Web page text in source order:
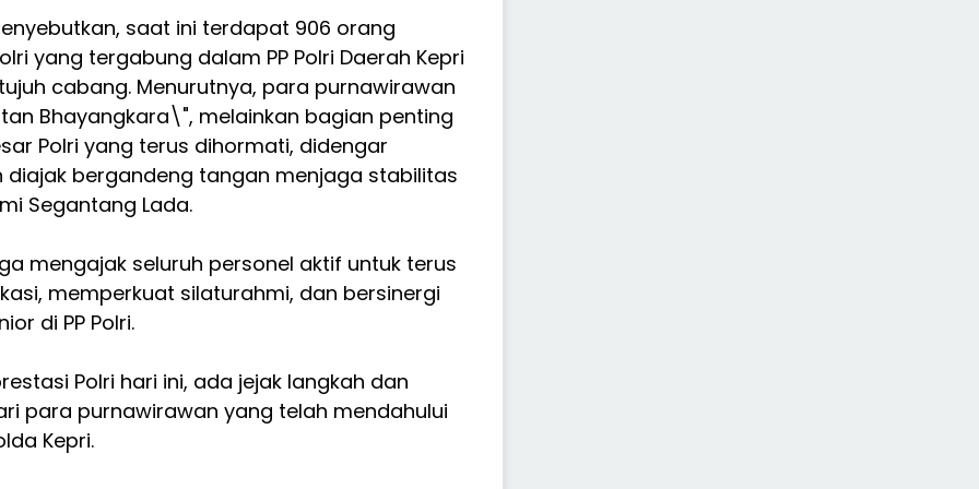
saat ini terdapat 906 orang
yang tergabung dalam PP Polri Daerah Kepri
cabang. Menurutnya, para purnawirawan
Bhayangkara\", melainkan bagian penting
Polri yang terus dihormati, didengar
diajak bergandeng tangan menjaga stabilitas
Segantang Lada.
mengajak seluruh personel aktif untuk terus
memperkuat silaturahmi, dan bersinergi
di PP Polri.
Polri hari ini, ada jejak langkah dan
para purnawirawan yang telah mendahului
Kepri.